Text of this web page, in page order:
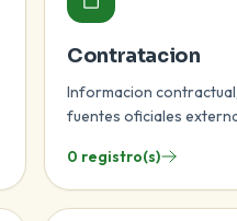
Contratacion
Informacion
fuentes oficiales
0 registro(s)